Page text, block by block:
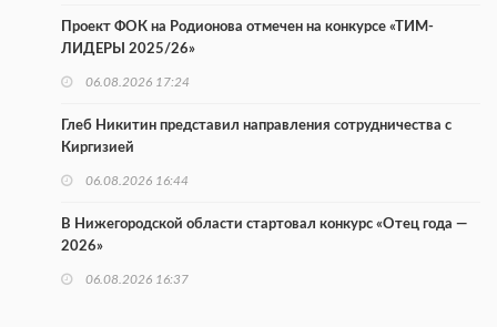
Проект ФОК на Родионова отмечен на конкурсе «ТИМ-
ЛИДЕРЫ 2025/26»
06.08.2026 17:24
Глеб Никитин представил направления сотрудничества с
Киргизией
06.08.2026 16:44
В Нижегородской области стартовал конкурс «Отец года —
2026»
06.08.2026 16:37